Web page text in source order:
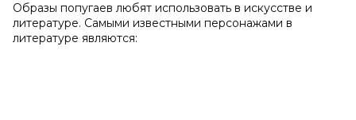
Образы попугаев любят использовать в искусстве и
литературе. Самыми известными персонажами в
литературе являются: